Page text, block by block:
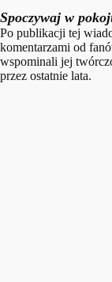
Spoczywaj w
Po publikacji tej
komentarzami od
wspominali jej
przez ostatnie lata.